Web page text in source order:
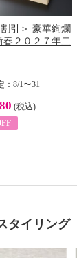
引＞ 豪華絢爛
春２０２７年二
：8/1〜31
(税込)
タイリング